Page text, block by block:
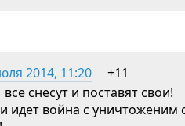
2014, 11:20
+11
снесут и поставят свои!
идет война с уничтоженим